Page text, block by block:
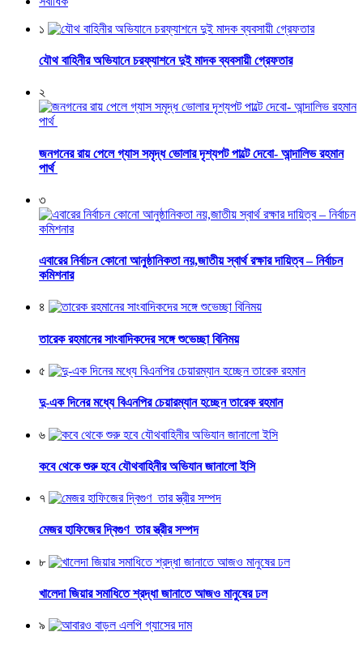
১
যৌথ বাহিনীর অভিযানে চরফ্যাশনে দুই মাদক ব্যবসায়ী গ্রেফতার
২
জনগনের রায় পেলে গ্যাস সমৃদ্ধ ভোলার দৃশ্যপট পাল্টে দেবো- আন্দালিভ রহমান
পার্থ
৩
এবারের নির্বাচন কোনো আনুষ্ঠানিকতা নয়,জাতীয় স্বার্থ রক্ষার দায়িত্ব – নির্বাচন
কমিশনার
৪
তারেক রহমানের সাংবাদিকদের সঙ্গে শুভেচ্ছা বিনিময়
৫
দু-এক দিনের মধ্যে বিএনপির চেয়ারম্যান হচ্ছেন তারেক রহমান
৬
কবে থেকে শুরু হবে যৌথবাহিনীর অভিযান জানালো ইসি
৭
মেজর হাফিজের দ্বিগুণ তার স্ত্রীর সম্পদ
৮
খালেদা জিয়ার সমাধিতে শ্রদ্ধা জানাতে আজও মানুষের ঢল
৯